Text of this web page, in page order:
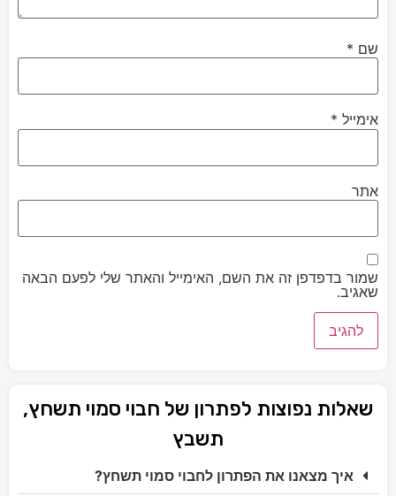
שם *
אימייל *
אתר
שמור בדפדפן זה את השם, האימייל והאתר שלי לפעם הבאה
שאגיב.
שאלות נפוצות לפתרון של חבוי סמוי תשחץ,
תשבץ
איך מצאנו את הפתרון לחבוי סמוי תשחץ?